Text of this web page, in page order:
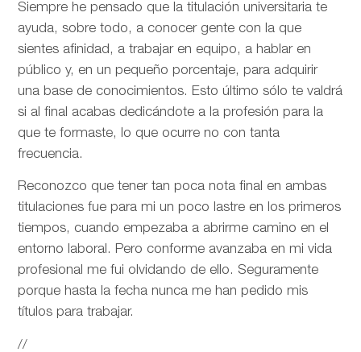
Siempre he pensado que la titulación universitaria te
ayuda, sobre todo, a conocer gente con la que
sientes afinidad, a trabajar en equipo, a hablar en
público y, en un pequeño porcentaje, para adquirir
una base de conocimientos. Esto último sólo te valdrá
si al final acabas dedicándote a la profesión para la
que te formaste, lo que ocurre no con tanta
frecuencia.
Reconozco que tener tan poca nota final en ambas
titulaciones fue para mi un poco lastre en los primeros
tiempos, cuando empezaba a abrirme camino en el
entorno laboral. Pero conforme avanzaba en mi vida
profesional me fui olvidando de ello. Seguramente
porque hasta la fecha nunca me han pedido mis
títulos para trabajar.
//